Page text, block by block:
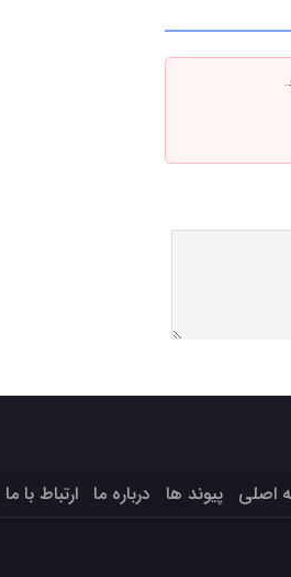
اصلی پیوند ها درباره ما ارتباط با ما